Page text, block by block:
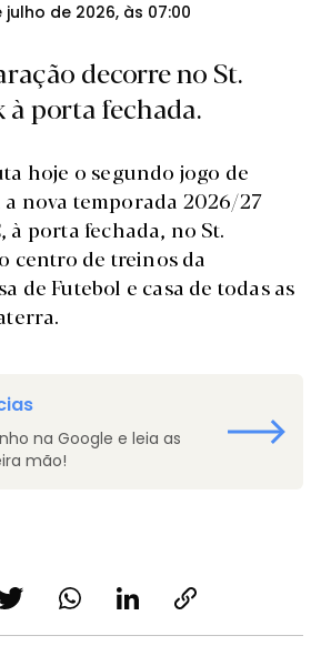
de 2026, às 07:00
decorre no St.
à porta fechada.
hoje o segundo jogo de
nova temporada 2026/27
à porta fechada, no St.
centro de treinos da
de Futebol e casa de todas as
na Google e leia as
mão!